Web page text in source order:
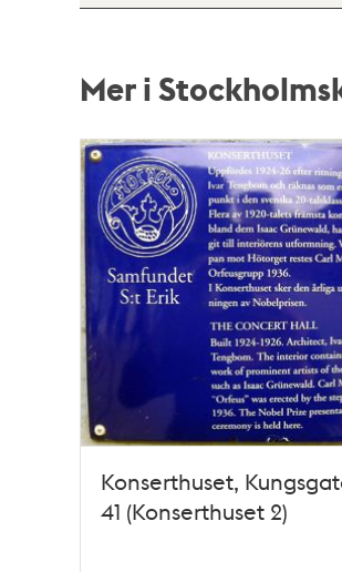
Mer i
Relaterade
poster
och
teman
Konserthuset,
41 (Konserthuset 2)